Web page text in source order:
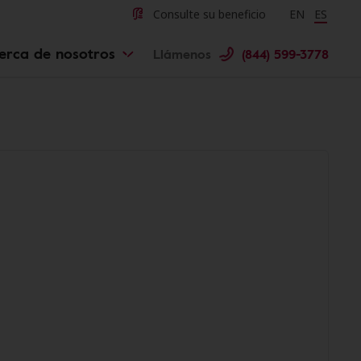
Consulte su beneficio Change
EN ES
de nosotros Llámenos (844) 599-3778